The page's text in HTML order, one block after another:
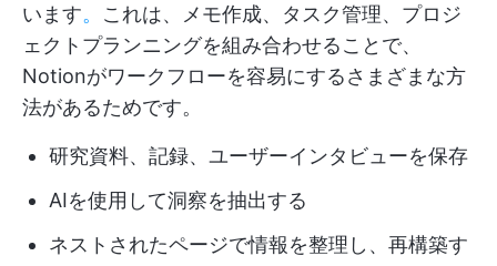
います。 これは、メモ作成、タスク管理、プロジ
ェクトプランニングを組み合わせることで、
Notionがワークフローを容易にするさまざまな方
法があるためです。
研究資料、記録、ユーザーインタビューを保存
AIを使用して洞察を抽出する
ネストされたページで情報を整理し、再構築す